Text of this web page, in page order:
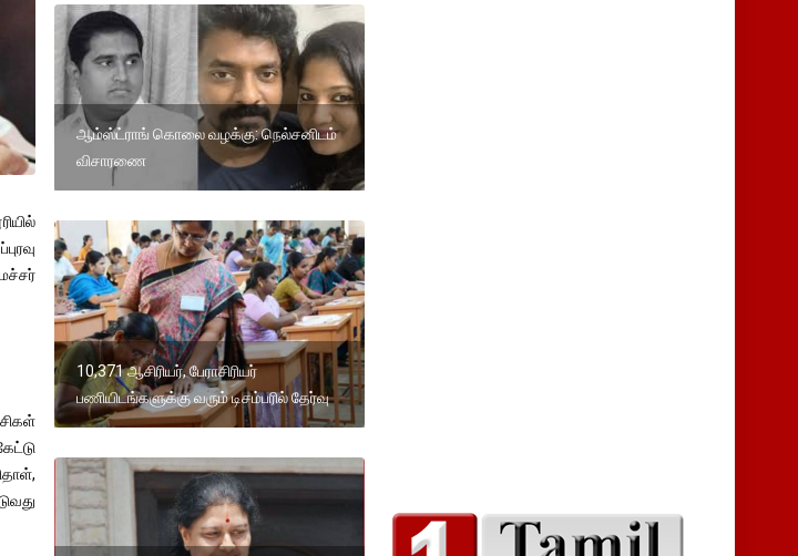
ஆம்ஸ்ட்ராங் கொலை வழக்கு: நெல்சனிடம்
விசாரணை
10,371 ஆசிரியர், பேராசிரியர்
பணியிடங்களுக்கு வரும் டிசம்பரில் தேர்வு